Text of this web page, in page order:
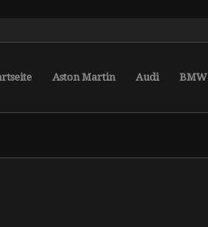
Aston Martin Audi BMW